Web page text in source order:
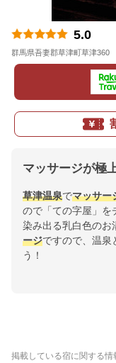
5.0
群馬県吾妻郡草津町草津360
マッサージが極
草津温泉でマッサー
ので「ての字屋」を
染み出る乳白色のお
ージですので、温泉
う！
掲載している宿に関する